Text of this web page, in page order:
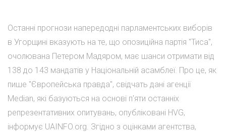
Останні прогнози напередодні парламентських виборів
в Угорщині вказують на те, що опозиційна партія "Тиса",
очолювана Петером Мадяром, має шанси отримати від
138 до 143 мандатів у Національній асамблеї. Про це, як
пише "Європейська правда", свідчать дані агенції
Median, які базуються на основі п'яти останніх
репрезентативних опитувань, опубліковані HVG,
інформує UAINFO.org. Згідно з оцінками агентства,